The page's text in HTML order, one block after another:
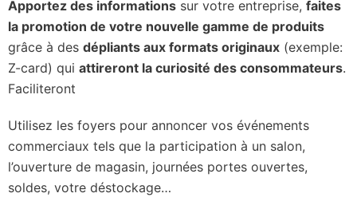
Apportez des informations sur votre entreprise, faites
la promotion de votre nouvelle gamme de produits
grâce à des dépliants aux formats originaux (exemple:
Z-card) qui attireront la curiosité des consommateurs.
Faciliteront
Utilisez les foyers pour annoncer vos événements
commerciaux tels que la participation à un salon,
l’ouverture de magasin, journées portes ouvertes,
soldes, votre déstockage…